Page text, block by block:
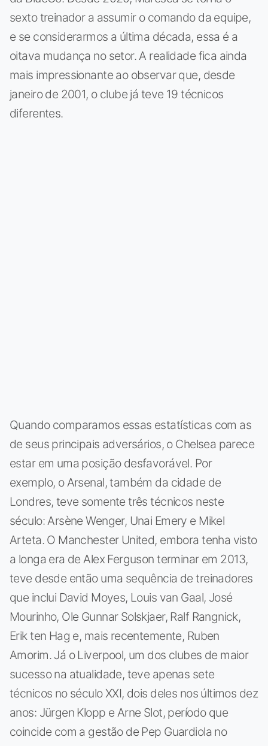
sexto treinador a assumir o comando da equipe,
e se considerarmos a última década, essa é a
oitava mudança no setor. A realidade fica ainda
mais impressionante ao observar que, desde
janeiro de 2001, o clube já teve 19 técnicos
diferentes.
Quando comparamos essas estatísticas com as
de seus principais adversários, o Chelsea parece
estar em uma posição desfavorável. Por
exemplo, o Arsenal, também da cidade de
Londres, teve somente três técnicos neste
século: Arsène Wenger, Unai Emery e Mikel
Arteta. O Manchester United, embora tenha visto
a longa era de Alex Ferguson terminar em 2013,
teve desde então uma sequência de treinadores
que inclui David Moyes, Louis van Gaal, José
Mourinho, Ole Gunnar Solskjaer, Ralf Rangnick,
Erik ten Hag e, mais recentemente, Ruben
Amorim. Já o Liverpool, um dos clubes de maior
sucesso na atualidade, teve apenas sete
técnicos no século XXI, dois deles nos últimos dez
anos: Jürgen Klopp e Arne Slot, período que
coincide com a gestão de Pep Guardiola no